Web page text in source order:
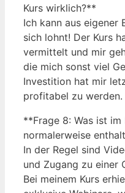
Kurs wirklich?**
Ich kann aus eigener
sich lohnt! Der Kurs
vermittelt und mir
die mich sonst viel
Investition hat mir
profitabel zu werden.
**Frage 8: Was ist im
normalerweise
In der Regel sind
und Zugang zu einer
Bei meinem Kurs